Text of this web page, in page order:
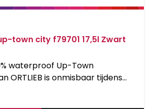
town city f79701 17,5l Zwart
waterproof Up-Town
ORTLIEB is onmisbaar tijdens